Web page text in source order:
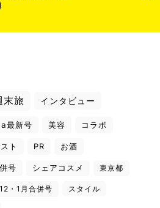
末旅 インタビュー
最新号 美容 コラボ
ト PR お酒
号 シェアコスメ 東京都
・1月合併号 スタイル